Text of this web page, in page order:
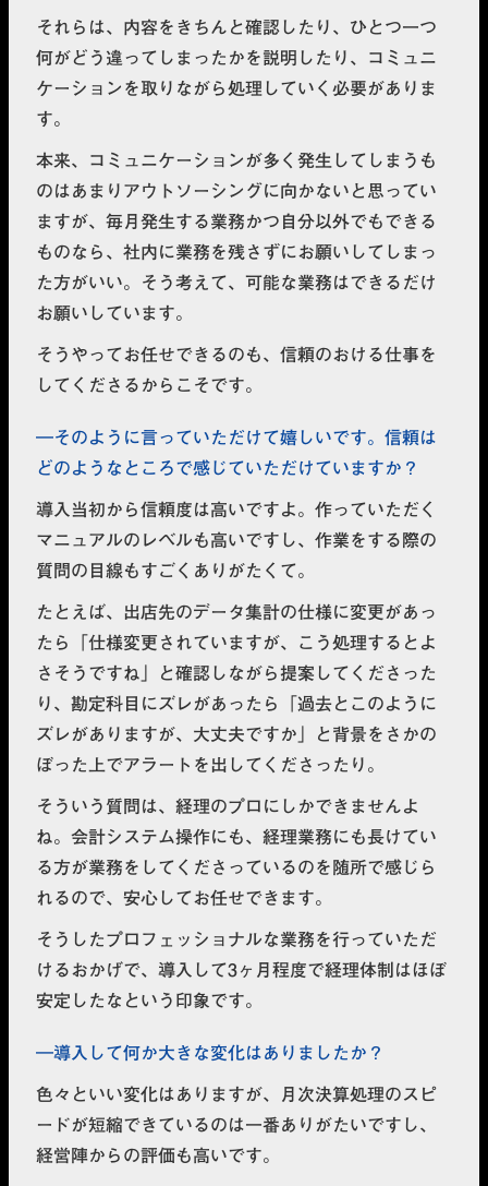
それらは、内容をきちんと確認したり、ひとつ一つ
何がどう違ってしまったかを説明したり、コミュニ
ケーションを取りながら処理していく必要がありま
す。
本来、コミュニケーションが多く発生してしまうも
のはあまりアウトソーシングに向かないと思ってい
ますが、毎月発生する業務かつ自分以外でもできる
ものなら、社内に業務を残さずにお願いしてしまっ
た方がいい。そう考えて、可能な業務はできるだけ
お願いしています。
そうやってお任せできるのも、信頼のおける仕事を
してくださるからこそです。
そのように言っていただけて嬉しいです。信頼は
どのようなところで感じていただけていますか？
導入当初から信頼度は高いですよ。作っていただく
マニュアルのレベルも高いですし、作業をする際の
質問の目線もすごくありがたくて。
たとえば、出店先のデータ集計の仕様に変更があっ
たら「仕様変更されていますが、こう処理するとよ
さそうですね」と確認しながら提案してくださった
り、勘定科目にズレがあったら「過去とこのように
ズレがありますが、大丈夫ですか」と背景をさかの
ぼった上でアラートを出してくださったり。
そういう質問は、経理のプロにしかできませんよ
ね。会計システム操作にも、経理業務にも長けてい
る方が業務をしてくださっているのを随所で感じら
れるので、安心してお任せできます。
そうしたプロフェッショナルな業務を行っていただ
けるおかげで、導入して3ヶ月程度で経理体制はほぼ
安定したなという印象です。
導入して何か大きな変化はありましたか？
色々といい変化はありますが、月次決算処理のスピ
ードが短縮できているのは一番ありがたいですし、
経営陣からの評価も高いです。